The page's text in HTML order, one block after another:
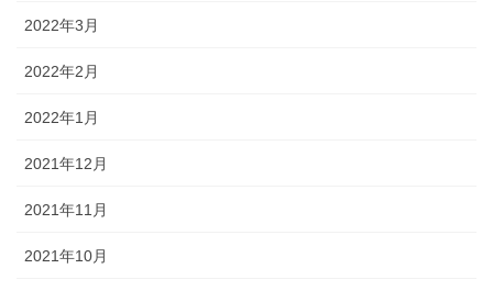
2022年3月
2022年2月
2022年1月
2021年12月
2021年11月
2021年10月